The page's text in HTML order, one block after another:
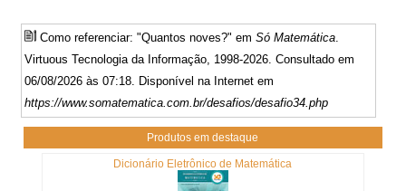
Como referenciar: "Quantos noves?" emSó Matemática.
Virtuous Tecnologia da Informação, 1998-2026. Consultado em
06/08/2026 às 07:18. Disponível na Internet em
https://www.somatematica.com.br/desafios/desafio34.php
Produtos em destaque
Dicionário Eletrônico de Matemática